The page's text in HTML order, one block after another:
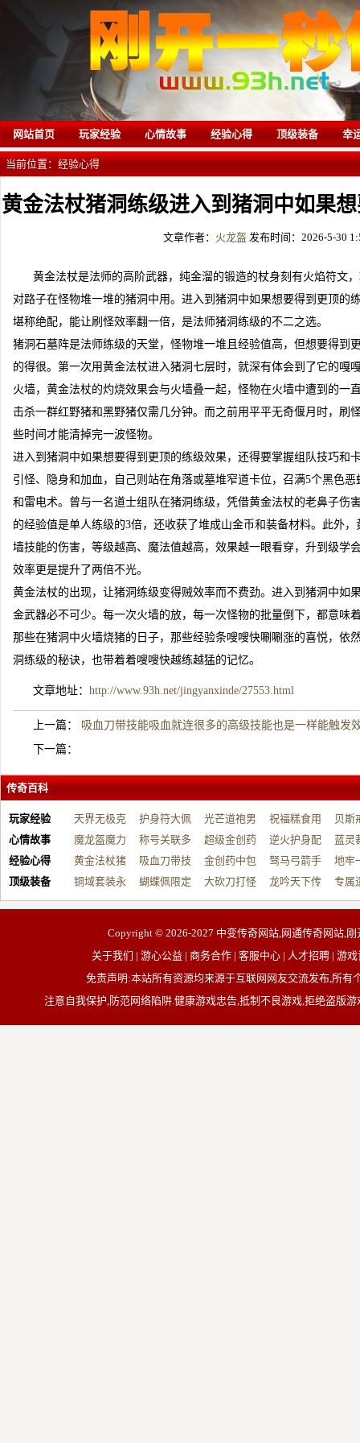
网站首页 玩家经验 心情故事 经验心得 顶级装备 幸
当前位置： 经验心得
黄金法杖猪洞练级进入到猪洞中如果
果
文章作者： 火龙盔 发布时间：2026-5-30
黄金法杖是法师的高阶武器，纯金溜的锻造的杖身刻有火焰符文
对路子在怪物堆一堆的猪洞中用。进入到猪洞中如果想要得到更顶的
堪称绝配，能让刷怪效率翻一倍，是法师猪洞练级的不二之选。
猪洞石墓阵是法师练级的天堂，怪物堆一堆且经验值高，但想要得到
的得很。第一次用黄金法杖进入猪洞七层时，就深有体会到了它的嘎
火墙，黄金法杖的灼烧效果会与火墙叠一起，怪物在火墙中遭到的一
击杀一群红野猪和黑野猪仅需几分钟。而之前用平平无奇偃月时，刷
些时间才能清掉完一波怪物。
进入到猪洞中如果想要得到更顶的练级效果，还得要掌握组队技巧和
引怪、隐身和加血，自己则站在角落或墓堆窄道卡位，召满5个黑色
和雷电术。曾与一名道士组队在猪洞练级，凭借黄金法杖的老鼻子伤
的经验值是单人练级的3倍，还收获了堆成山金币和装备材料。此外
墙技能的伤害，等级越高、魔法值越高，效果越一眼看穿，升到级学
效率更是提升了两倍不光。
黄金法杖的出现，让猪洞练级变得贼效率而不费劲。进入到猪洞中如
金武器必不可少。每一次火墙的放，每一次怪物的批量倒下，都意味
那些在猪洞中火墙烧猪的日子，那些经验条嗖嗖快唰唰涨的喜悦，依
洞练级的秘诀，也带着着嗖嗖快越练越猛的记忆。
文章地址： http://www.93h.net/jingyanxinde/27553.html
上一篇： 吸血刀带技能吸血就连很多的高级技能也是一样能触发
下一篇：
传奇百科
玩家经验
天界无极克
制…
护身符大佩
戴…
光芒道袍男
战…
祝福糕食用
帮…
贝斯
开…
心情故事
魔龙盔魔力
增…
称号关联多
元…
超级金创药
带…
逆火护身配
祝…
蓝灵
台…
经验心得
黄金法杖猪
洞…
吸血刀带技
能…
金创药中包
帮…
驽马弓箭手
召…
地牢
用…
顶级装备
铜域套装永
久…
蝴蝶佩限定
规…
大砍刀打怪
全…
龙吟天下传
奇…
专属
器…
Copyright © 2026-2027 中变传奇网站,网通传奇网站,
关于我们 | 游心公益 | 商务合作 | 客服中心 | 人才招聘 | 游
免责声明:本站所有资源均来源于互联网网友交流发布,所
注意自我保护,防范网络陷阱.健康游戏忠告,抵制不良游戏,拒绝盗版